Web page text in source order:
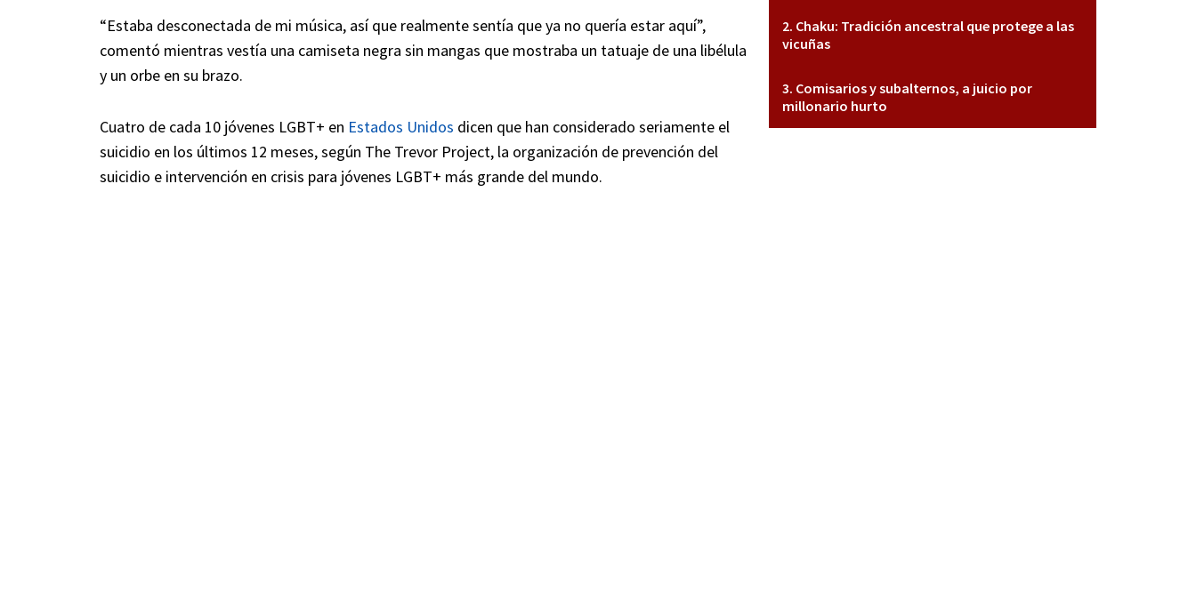
“Estaba desconectada de mi música, así que realmente sentía que ya no quería estar aquí”,
comentó mientras vestía una camiseta negra sin mangas que mostraba un tatuaje de una libélula
y un orbe en su brazo.
Cuatro de cada 10 jóvenes LGBT+ en Estados Unidos dicen que han considerado seriamente el
suicidio en los últimos 12 meses, según The Trevor Project, la organización de prevención del
suicidio e intervención en crisis para jóvenes LGBT+ más grande del mundo.
Chaku: Tradición ancestral que protege a las
vicuñas
Comisarios y subalternos, a juicio por
millonario hurto